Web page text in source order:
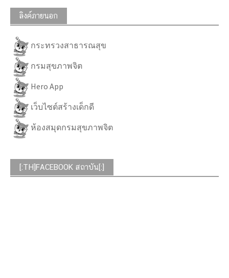
ลิงค์ภายนอก
กระทรวงสาธารณสุข
กรมสุขภาพจิต
Hero App
เว็บไซต์สร้างเด็กดี
ห้องสมุดกรมสุขภาพจิต
[:TH]FACEBOOK สถาบัน[:]